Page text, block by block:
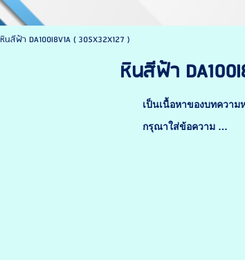
หินสีฟ้า DA100I8V1A ( 305X32X127 )
หินสีฟ้า
เป็นเนื้อหาของบทความ
กรุณาใส่ข้อความ …